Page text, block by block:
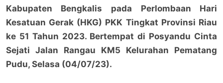
Kabupaten Bengkalis pada Perlombaan Hari
Kesatuan Gerak (HKG) PKK Tingkat Provinsi Riau
ke 51 Tahun 2023. Bertempat di Posyandu Cinta
Sejati Jalan Rangau KM5 Kelurahan Pematang
Pudu, Selasa (04/07/23).